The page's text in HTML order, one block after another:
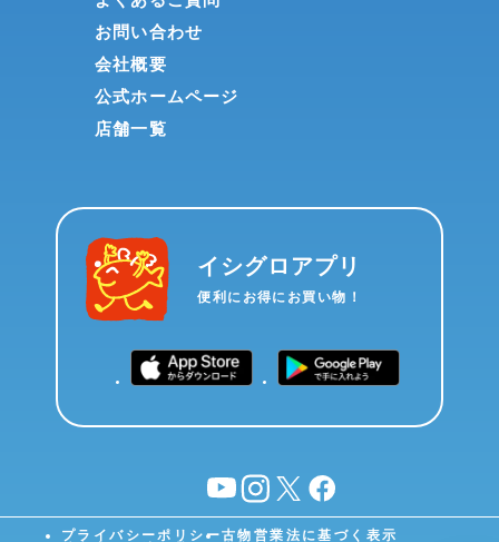
お問い合わせ
会社概要
公式ホームページ
店舗一覧
イシグロアプリ
便利にお得にお買い物！
YouTubeinstagram
X facebook
プライバシーポリシー古物営業法に基づく表示